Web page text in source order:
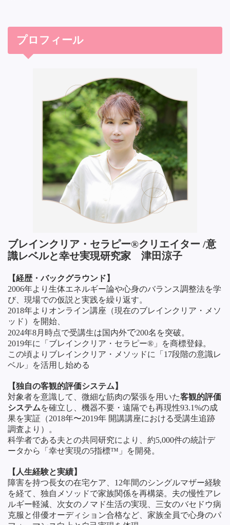
プロフィール
ブレインクリア・セラピー®クリエイター /意
識レベルと幸せ実現研究家 津田涼子
【経歴・バックグラウンド】
2006年より生体エネルギー論や心身のバランス調整法を学
び、現場での仮説と実践を繰り返す。
2018年よりオンライン講座（現在のブレインクリア・メソ
ッド）を開始、
2024年8月時点で受講生は国内外で200名を突破。
2019年に「ブレインクリア・セラピー®」を商標登録。
この頃よりブレインクリア・メソッドに「17段階の意識レ
ベル」を活用し始める
【独自の客観的評価システム】
対象者を意識して、微細な筋肉の緊張を用いた客観的評価
システムを確立し、機器不要・遠隔でも再現性93.1%の成
果を実証（2018年〜2019年 開講講座における受講生追跡
調査より）。
科学者である夫との共同研究により、約5,000件の統計デ
ータから「幸せ実現の5指標™」を開発。
【人生経験と実績】
障害を持つ長女の在宅ケア、12年間のシングルマザー経験
を経て、独自メソッドで家族関係を再構築。夫の慢性アレ
ルギー軽減、次女のノマド生活の実現、三女のバセドウ病
克服と俳優オーディション合格など、家族全員で心身のパ